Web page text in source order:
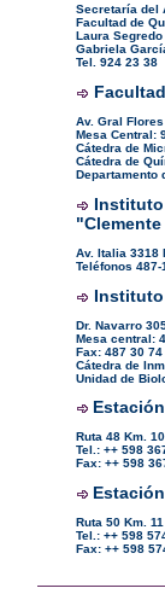
Secretaría del
Facultad de
Laura
Gabriela
Tel. 924 23 38
Av. Gral
Mesa Central:
Cátedra de
Cátedra de
Departamento
Av. Italia 3318
Teléfonos
Dr. Navarro
Mesa central:
Fax: 487 30 74
Cátedra de
Unidad de
Ruta 48 Km.
Tel.: ++ 598
Fax: ++ 598
Ruta 50 Km.
Tel.: ++ 598
Fax: ++ 598